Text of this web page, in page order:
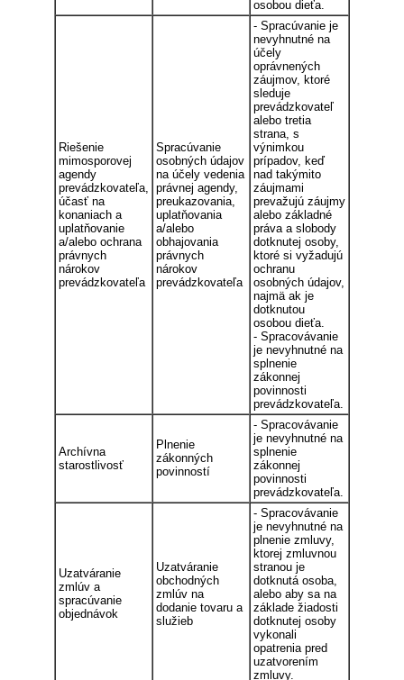
osobou dieťa.
Riešenie
mimosporovej
agendy
prevádzkovateľa,
účasť na
konaniach a
uplatňovanie
a/alebo ochrana
právnych
nárokov
prevádzkovateľa
Spracúvanie
osobných údajov
na účely vedenia
právnej agendy,
preukazovania,
uplatňovania
a/alebo
obhajovania
právnych
nárokov
prevádzkovateľa
- Spracúvanie je
nevyhnutné na
účely
oprávnených
záujmov, ktoré
sleduje
prevádzkovateľ
alebo tretia
strana, s
výnimkou
prípadov, keď
nad takýmito
záujmami
prevažujú záujmy
alebo základné
práva a slobody
dotknutej osoby,
ktoré si vyžadujú
ochranu
osobných údajov,
najmä ak je
dotknutou
osobou dieťa.
- Spracovávanie
je nevyhnutné na
splnenie
zákonnej
povinnosti
prevádzkovateľa.
Archívna
starostlivosť
Plnenie
zákonných
povinností
- Spracovávanie
je nevyhnutné na
splnenie
zákonnej
povinnosti
prevádzkovateľa.
Uzatváranie
zmlúv a
spracúvanie
objednávok
Uzatváranie
obchodných
zmlúv na
dodanie tovaru a
služieb
- Spracovávanie
je nevyhnutné na
plnenie zmluvy,
ktorej zmluvnou
stranou je
dotknutá osoba,
alebo aby sa na
základe žiadosti
dotknutej osoby
vykonali
opatrenia pred
uzatvorením
zmluvy.